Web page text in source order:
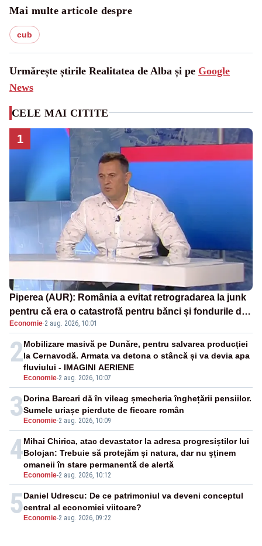
Mai multe articole despre
cub
Urmărește știrile Realitatea de Alba și pe Google
News
CELE MAI CITITE
1
Piperea (AUR): România a evitat retrogradarea la junk
pentru că era o catastrofă pentru bănci și fondurile de
pensii
Economie·2 aug. 2026, 10:01
2
Economie-2 aug. 2026, 10:07
Mobilizare masivă pe Dunăre, pentru salvarea producției
la Cernavodă. Armata va detona o stâncă și va devia apa
fluviului - IMAGINI AERIENE
3 Economie-2 aug. 2026, 10:09
Dorina Barcari dă în vileag șmecheria înghețării pensiilor.
Sumele uriașe pierdute de fiecare român
4
Economie-2 aug. 2026, 10:12
Mihai Chirica, atac devastator la adresa progresiștilor lui
Bolojan: Trebuie să protejăm și natura, dar nu șținem
omaneii în stare permanentă de alertă
5 Economie-2 aug. 2026, 09:22
Daniel Udrescu: De ce patrimoniul va deveni conceptul
central al economiei viitoare?